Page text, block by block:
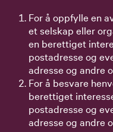
For å oppfylle en
et selskap eller
en berettiget
postadresse og
adresse og andre
For å besvare
berettiget
postadresse og
adresse og andre